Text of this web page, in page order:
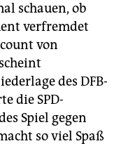
schauen, ob
verfremdet
von
scheint
des DFB-
die SPD-
Spiel gegen
so viel Spaß